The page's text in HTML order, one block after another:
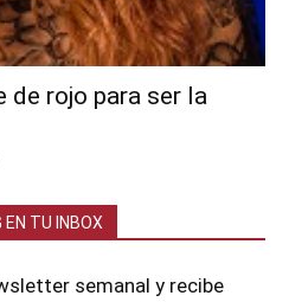
de rojo para ser la
EN TU INBOX
semanal y recibe